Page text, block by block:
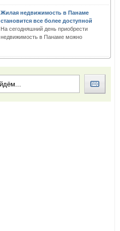
Жилая недвижимость в Панаме
становится все более доступной
На сегодняшний день приобрести
недвижимость в Панаме можно